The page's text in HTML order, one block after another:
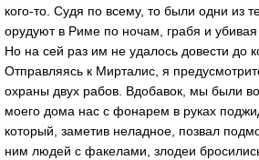
кого-то. Судя по всему, то были одни из
орудуют в Риме по ночам, грабя и
Но на сей раз им не удалось довести до
Отправляясь к Мирталис, я
охраны двух рабов. Вдобавок, мы были
моего дома нас с фонарем в руках
который, заметив неладное, позвал
ним людей с факелами, злодеи